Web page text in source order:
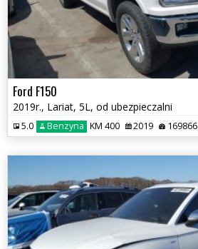
Ford F150
2019r., Lariat, 5L, od ubezpieczalni
5.0 Benzyna KM 400 2019 169866